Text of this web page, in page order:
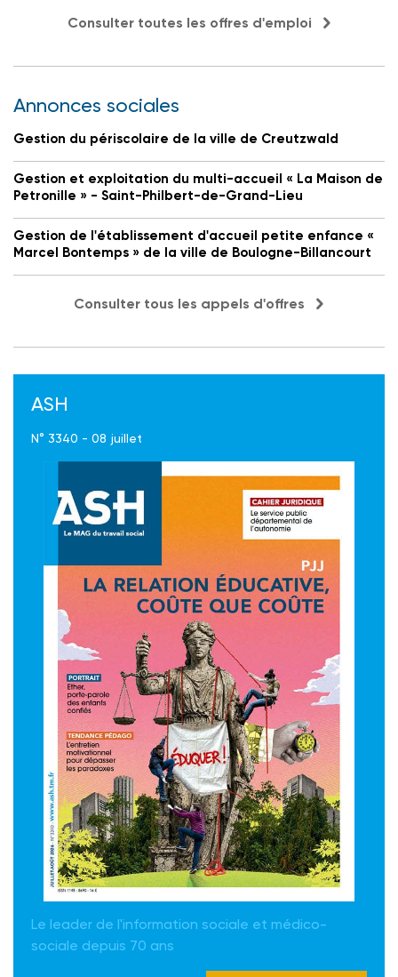
Consulter toutes les offres d'emploi
Annonces sociales
Gestion du périscolaire de la ville de Creutzwald
Gestion et exploitation du multi-accueil « La Maison de
Petronille » - Saint-Philbert-de-Grand-Lieu
Gestion de l'établissement d'accueil petite enfance «
Marcel Bontemps » de la ville de Boulogne-Billancourt
Consulter tous les appels d'offres
ASH
N° 3340 - 08 juillet
Le leader de l'information sociale et médico-
sociale depuis 70 ans